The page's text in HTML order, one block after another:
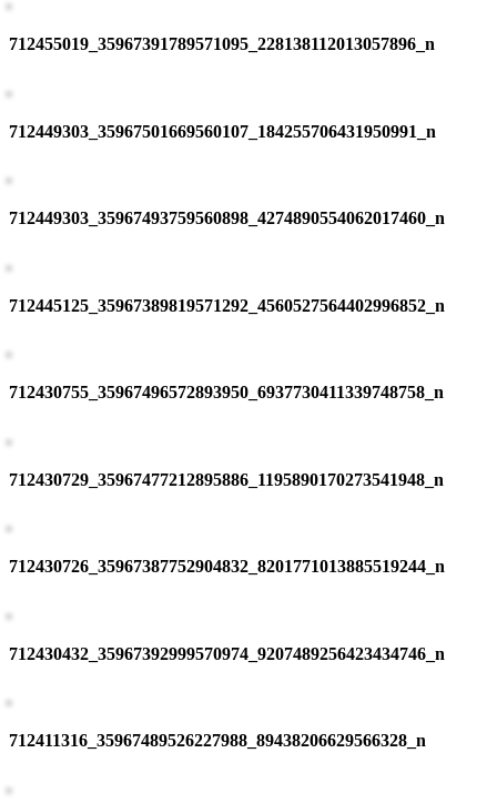
712455019_35967391789571095_228138112013057896_n
712449303_35967501669560107_184255706431950991_n
712449303_35967493759560898_4274890554062017460_n
712445125_35967389819571292_4560527564402996852_n
712430755_35967496572893950_6937730411339748758_n
712430729_35967477212895886_1195890170273541948_n
712430726_35967387752904832_8201771013885519244_n
712430432_35967392999570974_9207489256423434746_n
712411316_35967489526227988_89438206629566328_n